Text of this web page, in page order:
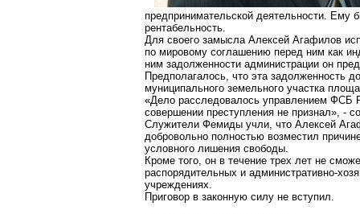
предпринимательской деятельности. Ему
рентабельность.
Для своего замысла Алексей Агафилов
по мировому соглашению перед ним как
ним задолженности администрации он
Предполагалось, что эта задолженность
муниципального земельного участка
«Дело расследовалось управлением ФСБ
совершении преступления не признал», -
Служители Фемиды учли, что Алексей
добровольно полностью возместил
условного лишения свободы.
Кроме того, он в течение трех лет не
распорядительных и административно-
учреждениях.
Приговор в законную силу не вступил.